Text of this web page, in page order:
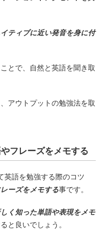
ティブに近い発音を身に付
とで、自然と英語を聞き取
アウトプットの勉強法を取
フレーズをメモする
英語を勉強する際のコツ
ーズをメモする事です。
く知った単語や表現をメモ
と良いでしょう。